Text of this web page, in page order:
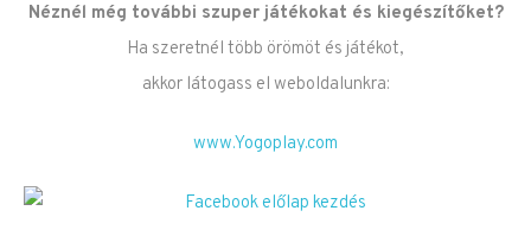
Néznél még további szuper játékokat és kiegészítőket?
Ha szeretnél több örömöt és játékot,
akkor látogass el weboldalunkra:
www.Yogoplay.com